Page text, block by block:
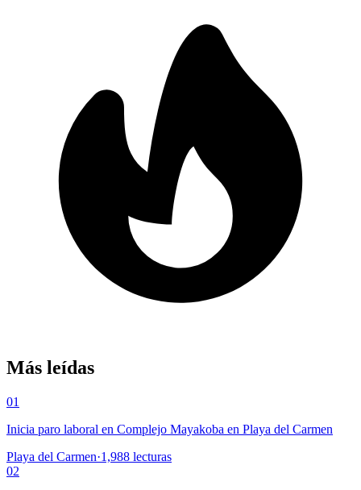
Más leídas
01
Inicia paro laboral en Complejo Mayakoba en Playa del Carmen
Playa del Carmen·1,988 lecturas
02